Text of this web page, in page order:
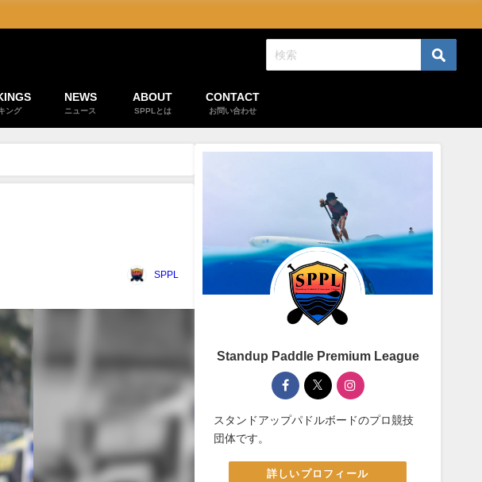
ング
NEWS
ニュース
ABOUT
SPPLとは
CONTACT
お問い合わせ
SPPL
Standup Paddle Premium League
スタンドアップパドルボードのプロ競技
団体です。
詳しいプロフィール